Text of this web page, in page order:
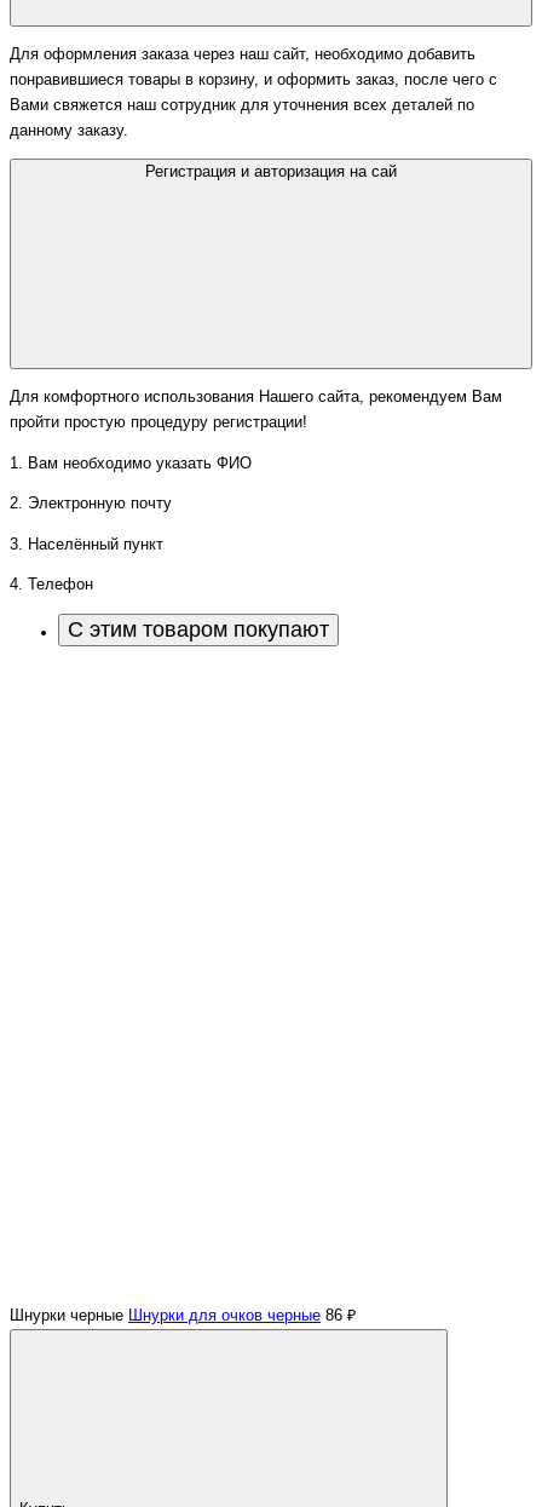
Для оформления заказа через наш сайт, необходимо добавить
понравившиеся товары в корзину, и оформить заказ, после чего с
Вами свяжется наш сотрудник для уточнения всех деталей по
данному заказу.
Регистрация и авторизация на сай
Для комфортного использования Нашего сайта, рекомендуем Вам
пройти простую процедуру регистрации!
1. Вам необходимо указать ФИО
2. Электронную почту
3. Населённый пункт
4. Телефон
С этим товаром покупают
Шнурки черные Шнурки для очков черные 86 ₽